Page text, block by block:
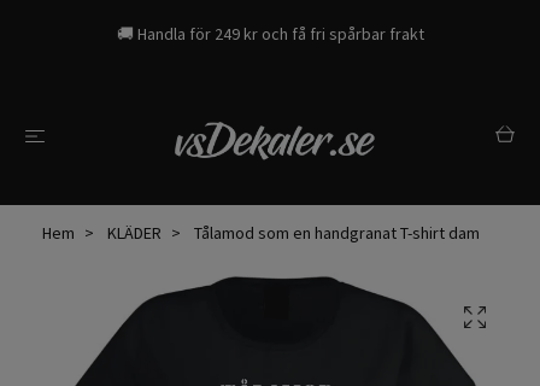
🚚 Handla för 249 kr och få fri spårbar frakt
Hem KLÄDER Tålamod som en handgranat T-shirt dam